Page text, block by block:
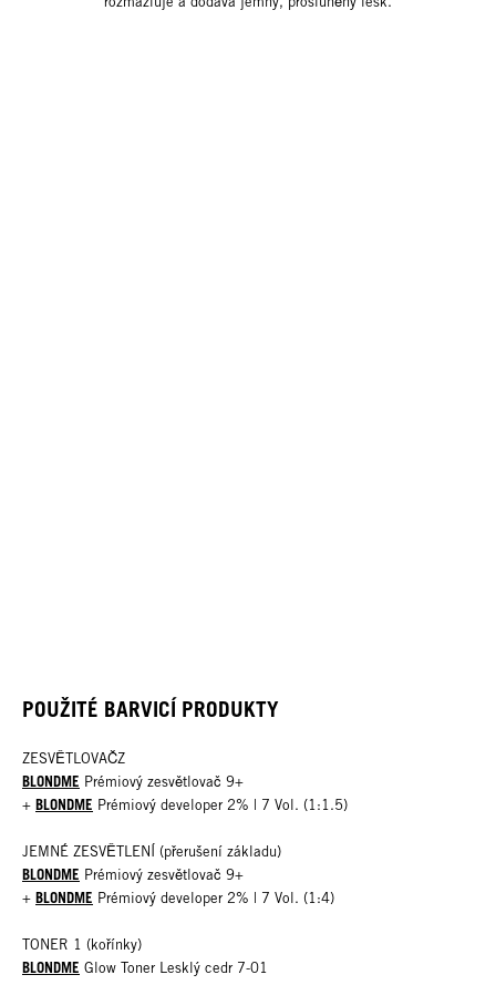
POUŽITÉ BARVICÍ PRODUKTY
ZESVĚTLOVAČZ
BLONDME Prémiový zesvětlovač 9+
+ BLONDME Prémiový developer 2% | 7 Vol. (1:1.5)
JEMNÉ ZESVĚTLENÍ (přerušení základu)
BLONDME Prémiový zesvětlovač 9+
+ BLONDME Prémiový developer 2% | 7 Vol. (1:4)
TONER 1 (kořínky)
BLONDME Glow Toner Lesklý cedr 7-01